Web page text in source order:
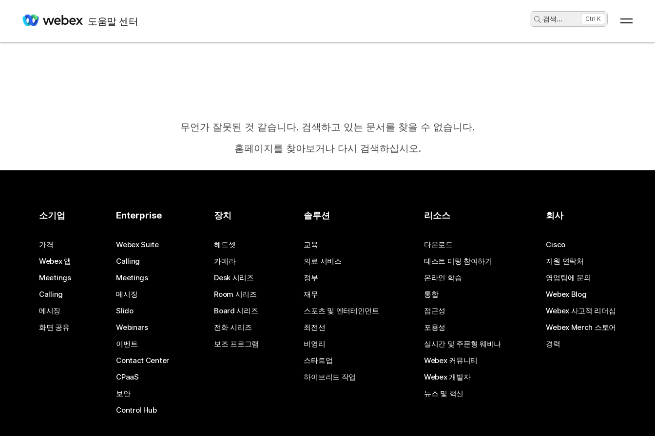
도움말 센터 검색... Ctrl K
무언가 잘못된 것 같습니다. 검색하고 있는 문서를 찾을 수 없습니다.
홈페이지를 찾아보거나 다시 검색하십시오.
답변이 필요하십니까?
질문 제출
소기업
가격
Webex 앱
Meetings
Calling
메시징
화면 공유
Enterprise
Webex Suite
Calling
Meetings
메시징
Slido
Webinars
이벤트
Contact Center
CPaaS
보안
Control Hub
장치
헤드셋
카메라
Desk 시리즈
Room 시리즈
Board 시리즈
전화 시리즈
보조 프로그램
솔루션
교육
의료 서비스
정부
재무
스포츠 및 엔터테인먼트
최전선
비영리
스타트업
하이브리드 작업
리소스
다운로드
테스트 미팅 참여하기
온라인 학습
통합
접근성
포용성
실시간 및 주문형 웨비나
Webex 커뮤니티
Webex 개발자
뉴스 및 혁신
회사
Cisco
지원 연락처
영업팀에 문의
Webex Blog
Webex 사고적 리더십
Webex Merch 스토어
경력